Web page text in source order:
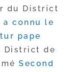
du District
connu le
pape
District de
Second